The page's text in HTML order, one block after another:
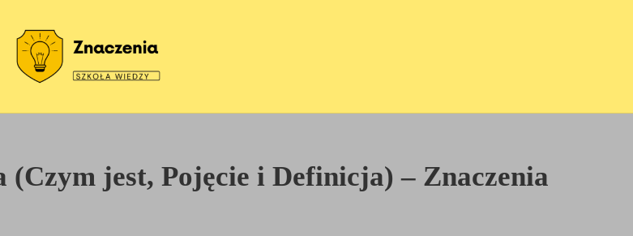
(Czym jest, Pojęcie i Definicja) – Znaczenia